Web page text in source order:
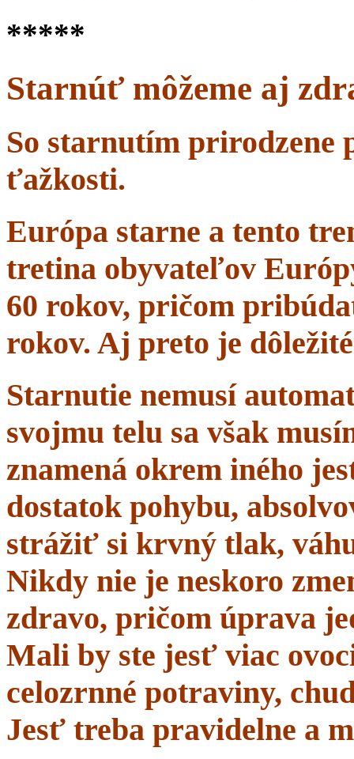
*****
Starnúť môžeme aj
So starnutím prirodzene
ťažkosti.
Európa starne a tento
tretina obyvateľov
60 rokov, pričom
rokov. Aj preto je
Starnutie nemusí
svojmu telu sa však
znamená okrem iného
dostatok pohybu,
strážiť si krvný tlak,
Nikdy nie je neskoro
zdravo, pričom úprava
Mali by ste jesť viac
celozrnné potraviny,
Jesť treba pravidelne a